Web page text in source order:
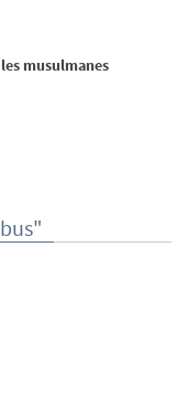
musulmanes